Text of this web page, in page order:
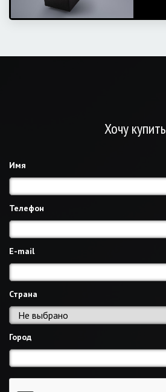
Хочу купить
Имя
Телефон
E-mail
Страна
Город